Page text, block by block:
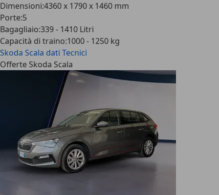
Dimensioni:4360 x 1790 x 1460 mm
Porte:5
Bagagliaio:339 - 1410 Litri
Capacità di traino:1000 - 1250 kg
Skoda Scala dati Tecnici
Offerte Skoda Scala